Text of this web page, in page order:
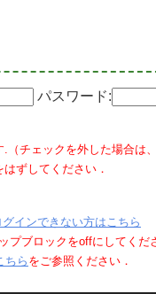
パスワード:
（チェックを外した場合は
ずしてください．
グインできない方はこちら
プブロックをoffにしてくだ
ちら をご参照ください．